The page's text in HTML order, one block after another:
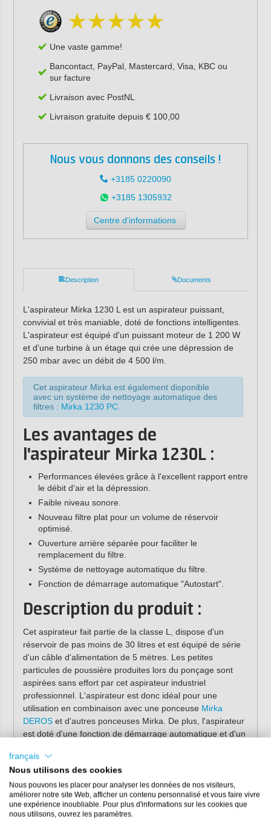
Une vaste gamme!
Bancontact, PayPal, Mastercard, Visa, KBC ou
sur facture
Livraison avec PostNL
Livraison gratuite depuis € 100,00
Nous vous donnons des conseils !
+3185 0220090
+3185 1305932
Centre d'informations
Description Documents
L'aspirateur Mirka 1230 L est un aspirateur puissant,
convivial et très maniable, doté de fonctions intelligentes.
L'aspirateur est équipé d'un puissant moteur de 1 200 W
et d'une turbine à un étage qui crée une dépression de
250 mbar avec un débit de 4 500 l/m.
Cet aspirateur Mirka est également disponible
avec un système de nettoyage automatique des
filtres : Mirka 1230 PC.
Les avantages de
l'aspirateur Mirka 1230L :
Performances élevées grâce à l'excellent rapport entre
le débit d'air et la dépression.
Faible niveau sonore.
Nouveau filtre plat pour un volume de réservoir
optimisé.
Ouverture arrière séparée pour faciliter le
remplacement du filtre.
Système de nettoyage automatique du filtre.
Fonction de démarrage automatique "Autostart".
Description du produit :
Cet aspirateur fait partie de la classe L, dispose d'un
réservoir de pas moins de 30 litres et est équipé de série
d'un câble d'alimentation de 5 mètres. Les petites
particules de poussière produites lors du ponçage sont
aspirées sans effort par cet aspirateur industriel
professionnel. L'aspirateur est donc idéal pour une
utilisation en combinaison avec une ponceuse Mirka
DEROSet d'autres ponceuses Mirka. De plus, l'aspirateur
est doté d'une fonction de démarrage automatique et d'un
lui assure une longue durée de vie.
Remarque :cet aspirateur est livré sans tuyau à
poussière. Celui-ci peut être commandé
séparément.
français
Nous utilisons des cookies
Nous pouvons les placer pour analyser les données de nos visiteurs,
améliorer notre site Web, afficher un contenu personnalisé et vous faire vivre
une expérience inoubliable. Pour plus d'informations sur les cookies que
nous utilisons, ouvrez les paramètres.